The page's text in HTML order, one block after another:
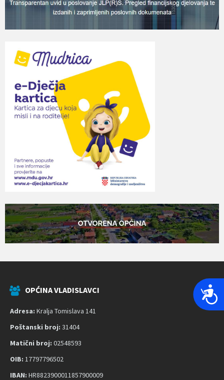
P
r
OPĆINA VLADISLAVCI
Adresa: Kralja Tomislava 141
Poštanski broj: 31404
Matični broj: 02548593
OIB: 17797796502
IBAN: HR8823900011857900009